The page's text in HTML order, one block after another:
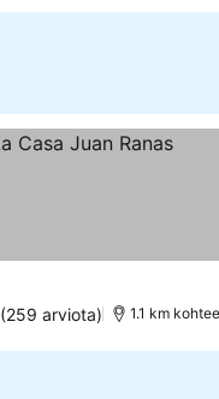
(259 arviota) 1.1 km